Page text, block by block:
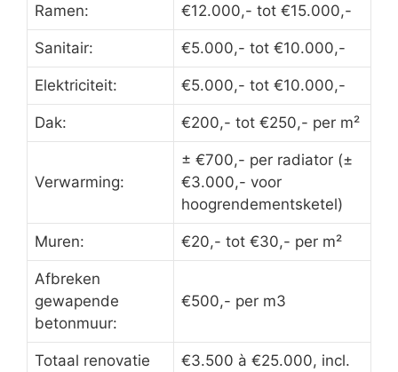
Ramen: €12.000,- tot €15.000,-
Sanitair: €5.000,- tot €10.000,-
Elektriciteit: €5.000,- tot €10.000,-
Dak: €200,- tot €250,- per m²
Verwarming:
± €700,- per radiator (±
€3.000,- voor
hoogrendementsketel)
Muren: €20,- tot €30,- per m²
Afbreken
gewapende
betonmuur:
€500,- per m3
Totaal renovatie
€3.500 à €25.000, incl.